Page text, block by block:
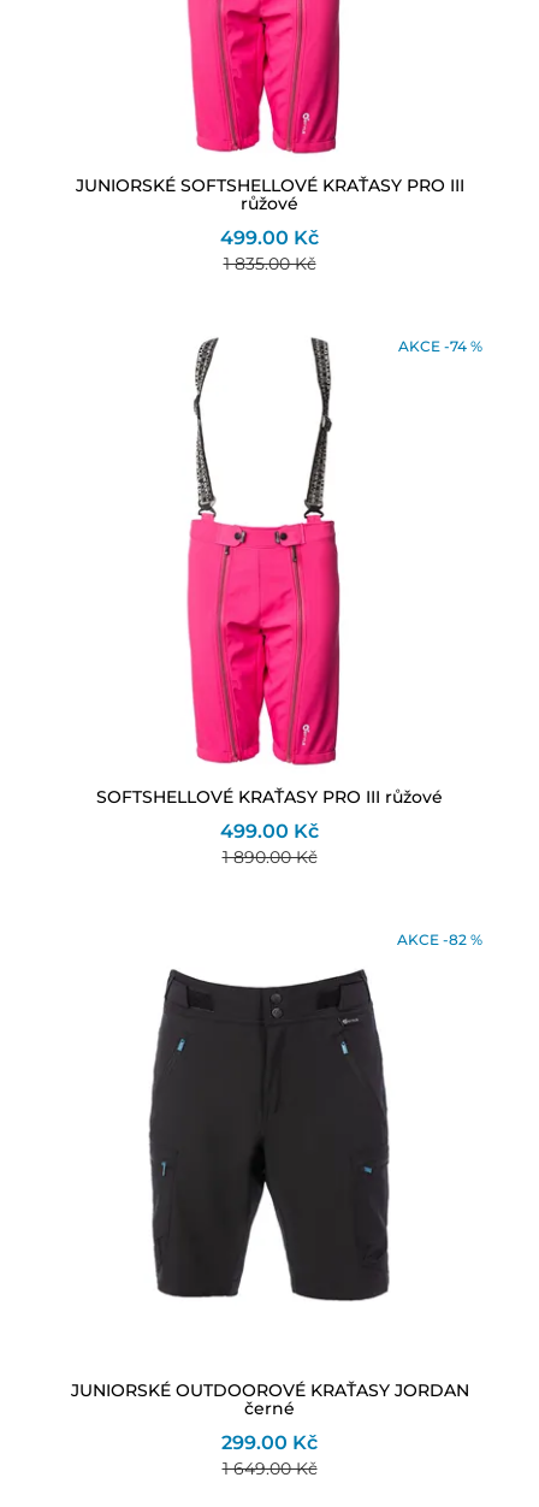
JUNIORSKÉ SOFTSHELLOVÉ KRAŤASY PRO III
růžové
499.00 Kč
1 835.00 Kč
AKCE -74 %
SOFTSHELLOVÉ KRAŤASY PRO III růžové
499.00 Kč
1 890.00 Kč
AKCE -82 %
JUNIORSKÉ OUTDOOROVÉ KRAŤASY JORDAN
černé
299.00 Kč
1 649.00 Kč